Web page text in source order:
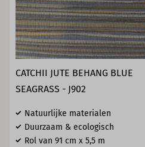
CATCHII JUTE BEHANG BLUE
SEAGRASS - J902
Natuurlijke materialen
Duurzaam & ecologisch
Rol van 91 cm x 5,5 m